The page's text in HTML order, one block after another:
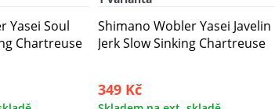
Yasei Soul
Chartreuse
Shimano Wobler Yasei Javelin
Jerk Slow Sinking Chartreuse
349 Kč